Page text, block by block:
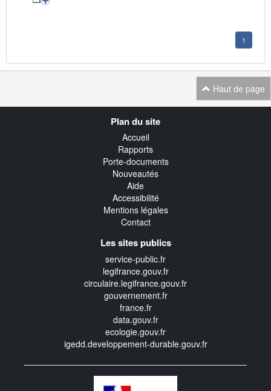
1
Haut de page
Plan du site
Accueil
Rapports
Porte-documents
Nouveautés
Aide
Accessibilité
Mentions légales
Contact
Les sites publics
service-public.fr
legifrance.gouv.fr
circulaire.legifrance.gouv.fr
gouvernement.fr
france.fr
data.gouv.fr
ecologie.gouv.fr
igedd.developpement-durable.gouv.fr